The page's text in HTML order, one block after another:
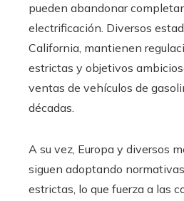
pueden abandonar
electrificación. Diversos
California, mantienen
estrictas y objetivos
ventas de vehículos de
décadas.
A su vez, Europa y diversos
siguen adoptando
estrictas, lo que fuerza a las